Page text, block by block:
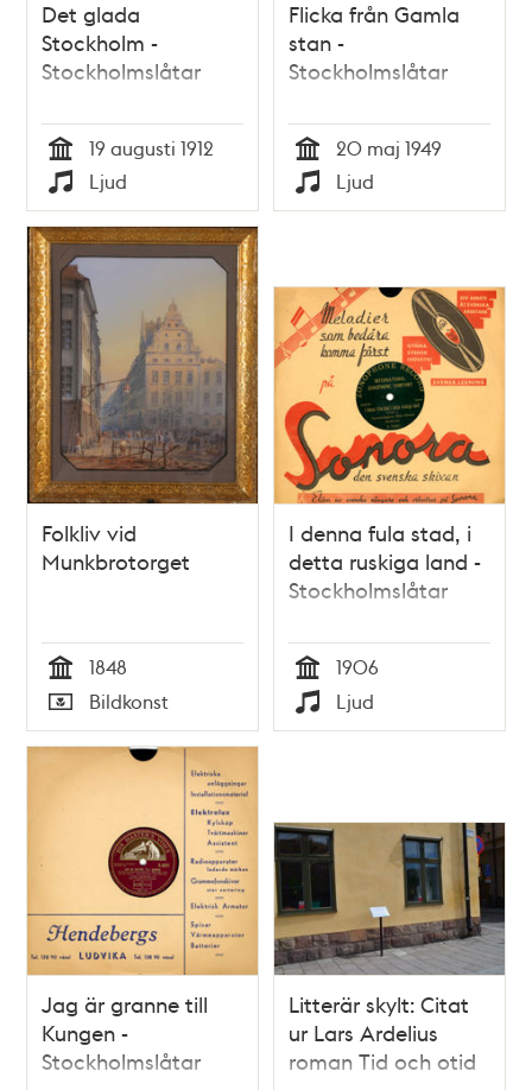
Det glada
Stockholm -
Stockholmslåtar
Tid
19 augusti 1912
Typ
Ljud
Flicka från Gamla
stan -
Stockholmslåtar
Tid
20 maj 1949
Typ
Ljud
Folkliv vid
Munkbrotorget
Tid
1848
Typ
Bildkonst
I denna fula stad, i
detta ruskiga land -
Stockholmslåtar
Tid
1906
Typ
Ljud
Jag är granne till
Kungen -
Stockholmslåtar
Litterär skylt: Citat
ur Lars Ardelius
roman Tid och otid